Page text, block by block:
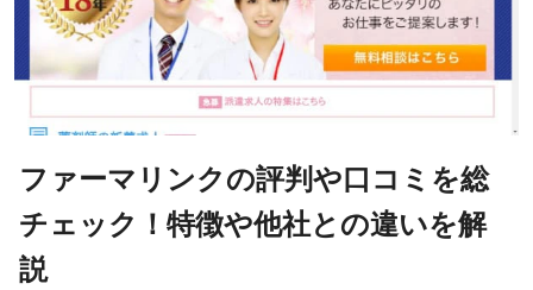
ファーマリンクの評判や口コミを総
チェック！特徴や他社との違いを解
説